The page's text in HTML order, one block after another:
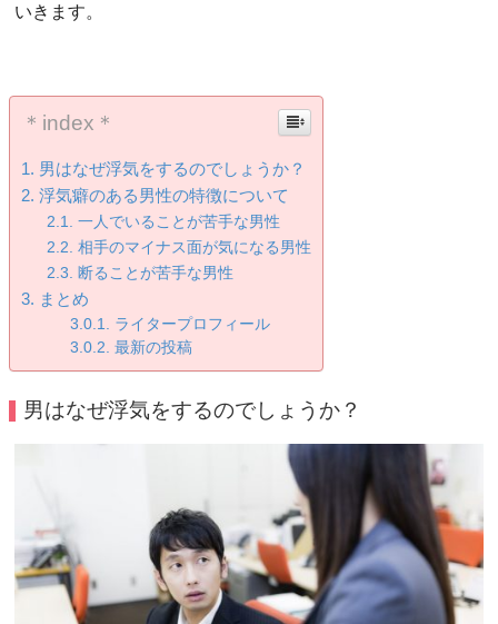
いきます。
＊index＊
男はなぜ浮気をするのでしょうか？
浮気癖のある男性の特徴について
一人でいることが苦手な男性
相手のマイナス面が気になる男性
断ることが苦手な男性
まとめ
ライタープロフィール
最新の投稿
男はなぜ浮気をするのでしょうか？